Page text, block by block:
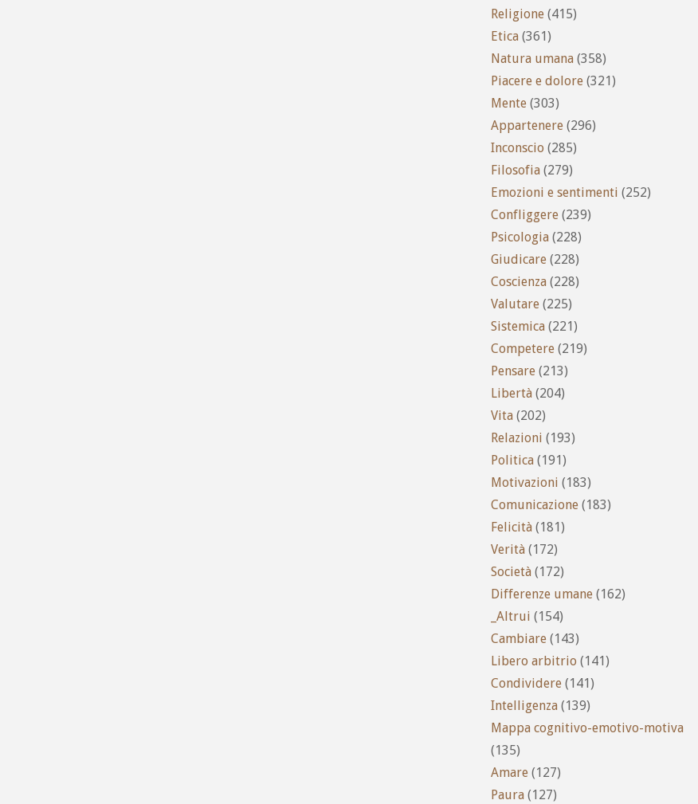
Religione (415)
Etica (361)
Natura umana (358)
Piacere e dolore (321)
Mente (303)
Appartenere (296)
Inconscio (285)
Filosofia (279)
Emozioni e sentimenti (252)
Confliggere (239)
Psicologia (228)
Giudicare (228)
Coscienza (228)
Valutare (225)
Sistemica (221)
Competere (219)
Pensare (213)
Libertà (204)
Vita (202)
Relazioni (193)
Politica (191)
Motivazioni (183)
Comunicazione (183)
Felicità (181)
Verità (172)
Società (172)
Differenze umane (162)
_Altrui (154)
Cambiare (143)
Libero arbitrio (141)
Condividere (141)
Intelligenza (139)
Mappa cognitivo-emotivo-motiva
(135)
Amare (127)
Paura (127)